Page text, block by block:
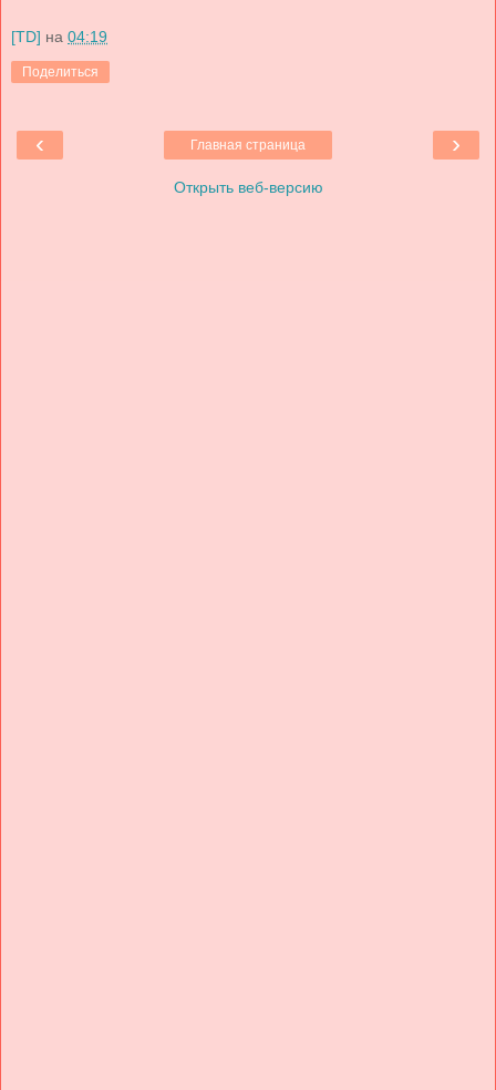
[TD] на 04:19
Поделиться
‹ ›
Главная страница
Открыть веб-версию